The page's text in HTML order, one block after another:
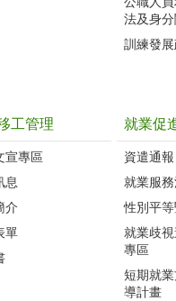
法及身
訓練發
工管理
宣專區
息
介
單
就業促
資遣通報
就業服
性別平
就業歧
專區
短期就
導計畫